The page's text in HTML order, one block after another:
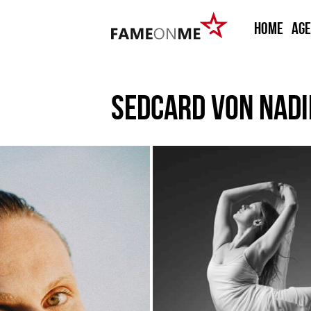
HOME
SEDCARD VON